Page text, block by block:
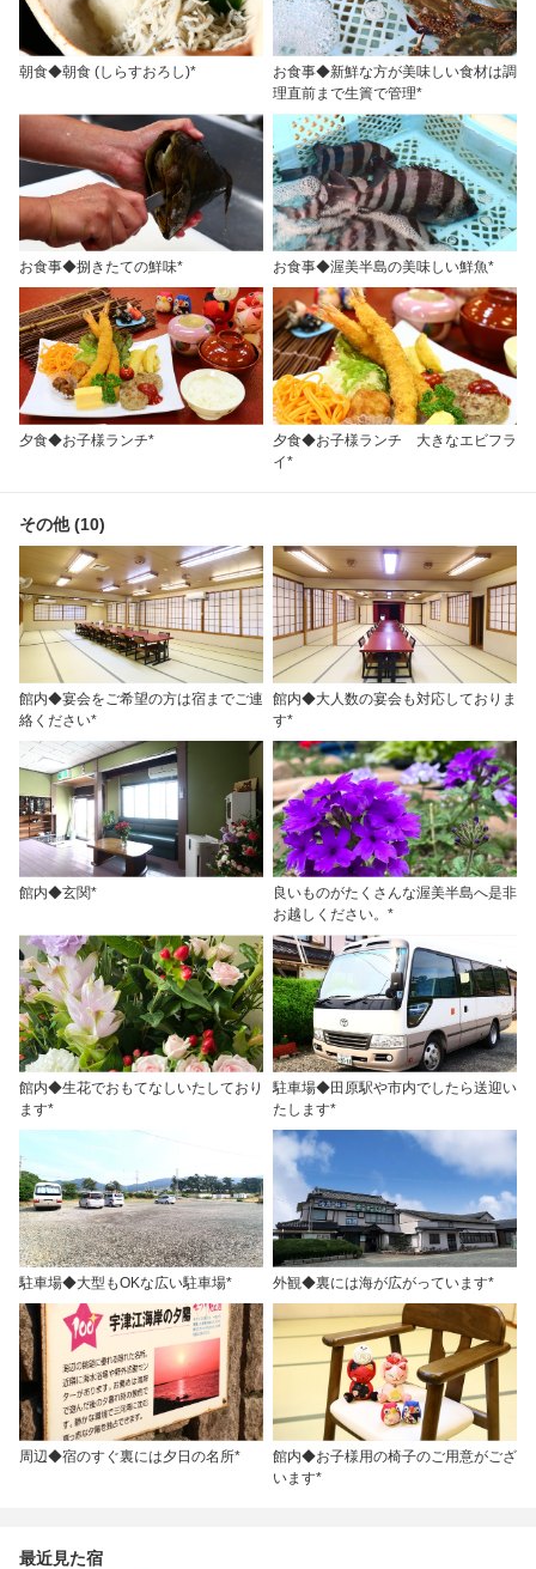
朝食◆朝食 (しらすおろし)*
お食事◆新鮮な方が美味しい食材は調
理直前まで生簀で管理*
お食事◆捌きたての鮮味* お食事◆渥美半島の美味しい鮮魚*
夕食◆お子様ランチ*
夕食◆お子様ランチ 大きなエビフラ
イ*
その他 (10)
館内◆宴会をご希望の方は宿までご連
絡ください*
館内◆大人数の宴会も対応しておりま
す*
館内◆玄関*
良いものがたくさんな渥美半島へ是非
お越しください。*
館内◆生花でおもてなしいたしており
ます*
駐車場◆田原駅や市内でしたら送迎い
たします*
駐車場◆大型もOKな広い駐車場* 外観◆裏には海が広がっています*
周辺◆宿のすぐ裏には夕日の名所*
館内◆お子様用の椅子のご用意がござ
います*
最近見た宿